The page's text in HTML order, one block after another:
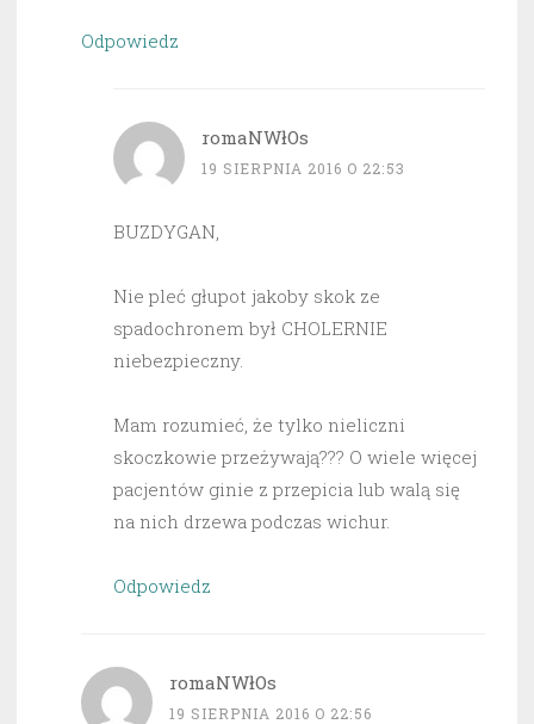
Odpowiedz
romaNWłOs
19 SIERPNIA 2016 O 22:53
BUZDYGAN,
Nie pleć głupot jakoby skok ze
spadochronem był CHOLERNIE
niebezpieczny.
Mam rozumieć, że tylko nieliczni
skoczkowie przeżywają??? O wiele więcej
pacjentów ginie z przepicia lub walą się
na nich drzewa podczas wichur.
Odpowiedz
romaNWłOs
19 SIERPNIA 2016 O 22:56